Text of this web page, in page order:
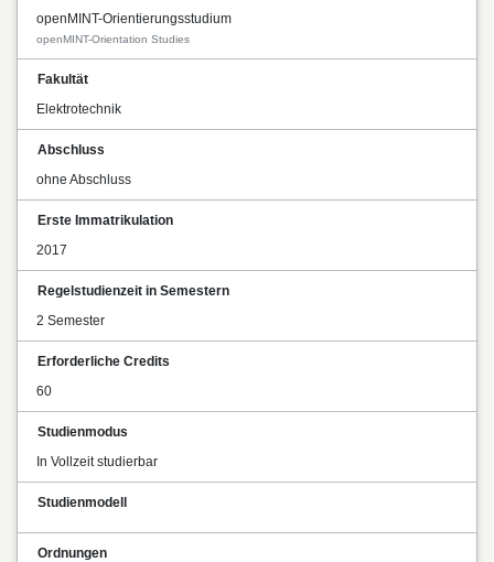
openMINT-Orientierungsstudium
openMINT-Orientation Studies
Fakultät
Elektrotechnik
Abschluss
ohne Abschluss
Erste Immatrikulation
2017
Regelstudienzeit in Semestern
2 Semester
Erforderliche Credits
60
Studienmodus
In Vollzeit studierbar
Studienmodell
Ordnungen